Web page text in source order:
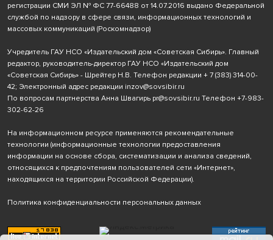
регистрации СМИ ЭЛ № ФС 77-66488 от 14.07.2016 выдано Федеральной
службой по надзору в сфере связи, информационных технологий и
массовых коммуникаций (Роскомнадзор)
Учредитель ГАУ НСО «Издательский дом «Советская Сибирь». Главный
редактор, руководитель-директор ГАУ НСО «Издательский дом
«Советская Сибирь» - Шрейтер Н.В. Телефон редакции + 7 (383) 314-00-
42; Электронный адрес редакции inzov@sovsibir.ru
По вопросам партнерства Анна Швагирь pr@sovsibir.ru Телефон +7-983-
302-62-26
На информационном ресурсе применяются рекомендательные
технологии (информационные технологии предоставления
информации на основе сбора, систематизации и анализа сведений,
относящихся к предпочтениям пользователей сети «Интернет»,
находящихся на территории Российской Федерации).
Политика конфиденциальности персональных данных